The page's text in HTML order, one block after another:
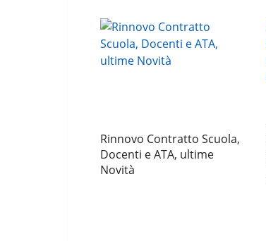
Rinnovo Contratto Scuola,
Docenti e ATA, ultime
Novità